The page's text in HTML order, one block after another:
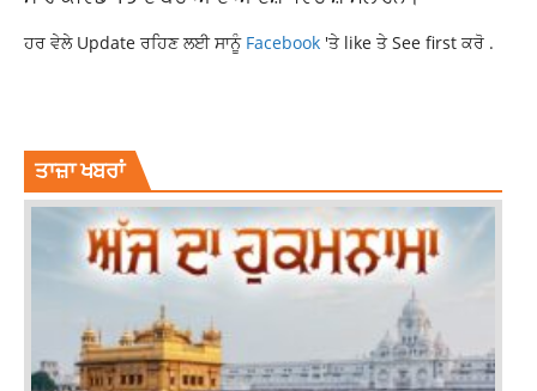
ਹਰ ਵੇਲੇ Update ਰਹਿਣ ਲਈ ਸਾਨੂੰ Facebook 'ਤੇ like ਤੇ See first ਕਰੋ .
ਤਾਜ਼ਾ ਖਬਰਾਂ